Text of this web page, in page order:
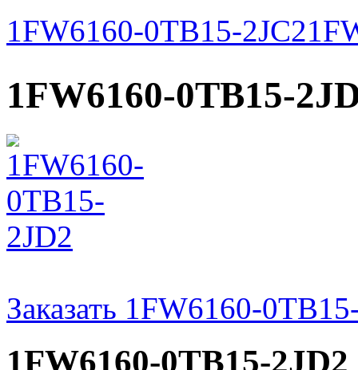
1FW6160-0TB15-2JC2
1FW6160-0TB15-
Заказать 1FW6160-
1FW6160-0TB15-